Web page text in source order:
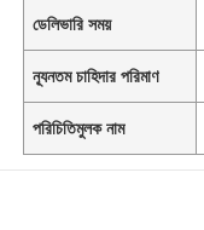
ডেলিভারি সময়
ন্যূনতম চাহিদার পরিমাণ
পরিচিতিমুলক নাম